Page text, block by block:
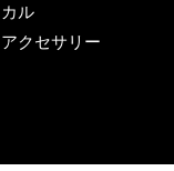
カル
アクセサリー